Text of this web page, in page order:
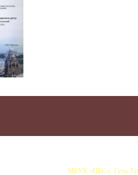
МБУК «ЦБС г. Гусь-